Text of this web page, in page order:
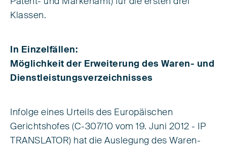
Klassen.
In Einzelfällen:
Möglichkeit der Erweiterung des Waren- und
Dienstleistungsverzeichnisses
Infolge eines Urteils des Europäischen
Gerichtshofes (C-307/10 vom 19. Juni 2012 - IP
TRANSLATOR) hat die Auslegung des Waren-